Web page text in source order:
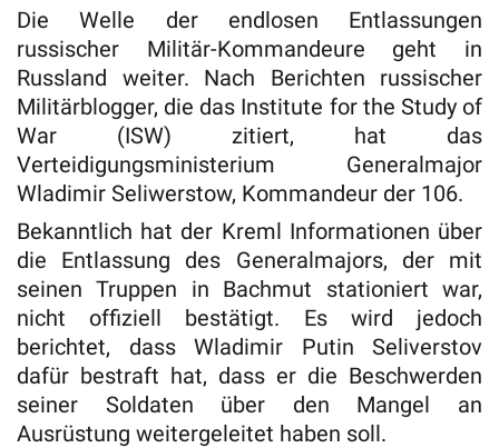
Die Welle der endlosen Entlassungen
russischer Militär-Kommandeure geht in
Russland weiter. Nach Berichten russischer
Militärblogger, die das Institute for the Study of
War (ISW) zitiert, hat das
Verteidigungsministerium Generalmajor
Wladimir Seliwerstow, Kommandeur der 106.
Bekanntlich hat der Kreml Informationen über
die Entlassung des Generalmajors, der mit
seinen Truppen in Bachmut stationiert war,
nicht offiziell bestätigt. Es wird jedoch
berichtet, dass Wladimir Putin Seliverstov
dafür bestraft hat, dass er die Beschwerden
seiner Soldaten über den Mangel an
Ausrüstung weitergeleitet haben soll.